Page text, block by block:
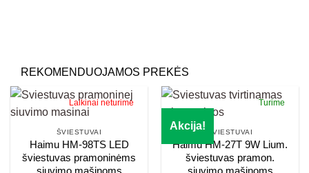
REKOMENDUOJAMOS PREKĖS
Laikinai neturime
ŠVIESTUVAI
Haimu HM-98TS LED
šviestuvas pramoninėms
Akcija!
Turime
ŠVIESTUVAI
Haimu HM-27T 9W Lium.
šviestuvas pramon.